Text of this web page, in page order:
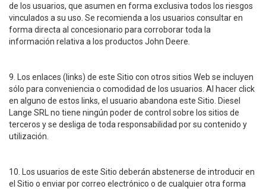
de los usuarios, que asumen en forma exclusiva todos los riesgos
vinculados a su uso. Se recomienda a los usuarios consultar en
forma directa al concesionario para corroborar toda la
información relativa a los productos John Deere.
9. Los enlaces (links) de este Sitio con otros sitios Web se incluyen
sólo para conveniencia o comodidad de los usuarios. Al hacer click
en alguno de estos links, el usuario abandona este Sitio. Diesel
Lange SRL no tiene ningún poder de control sobre los sitios de
terceros y se desliga de toda responsabilidad por su contenido y
utilización.
10. Los usuarios de este Sitio deberán abstenerse de introducir en
el Sitio o enviar por correo electrónico o de cualquier otra forma